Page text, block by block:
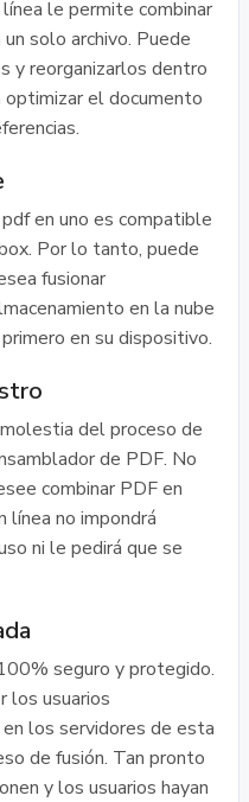
le permite combinar
solo archivo. Puede
y reorganizarlos dentro
el documento
en uno es compatible
Por lo tanto, puede
fusionar
en la nube
en su dispositivo.
del proceso de
de PDF. No
combinar PDF en
línea no impondrá
ni le pedirá que se
seguro y protegido.
los usuarios
los servidores de esta
de fusión. Tan pronto
y los usuarios hayan